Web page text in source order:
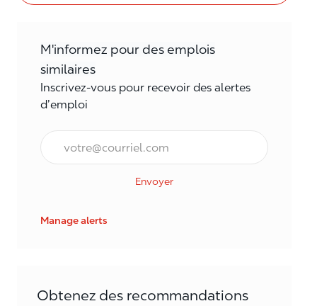
M'informez pour des emplois
similaires
Inscrivez-vous pour recevoir des alertes
d’emploi
Courriel*
Envoyer
Manage alerts
Obtenez des recommandations